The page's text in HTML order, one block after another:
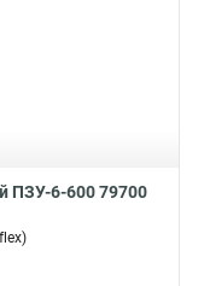
ПЗУ-6-600 79700